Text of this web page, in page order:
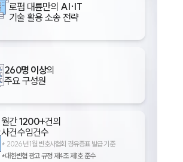
로펌 대륜만의 AI·IT
기술 활용 소송 전략
260명 이상의
주요 구성원
월간1200+건의
사건수임건수
* 2026년 1월 변호사협회 경유증표 발급 기준
*대한변협 광고 규정 제4조 제1호 준수